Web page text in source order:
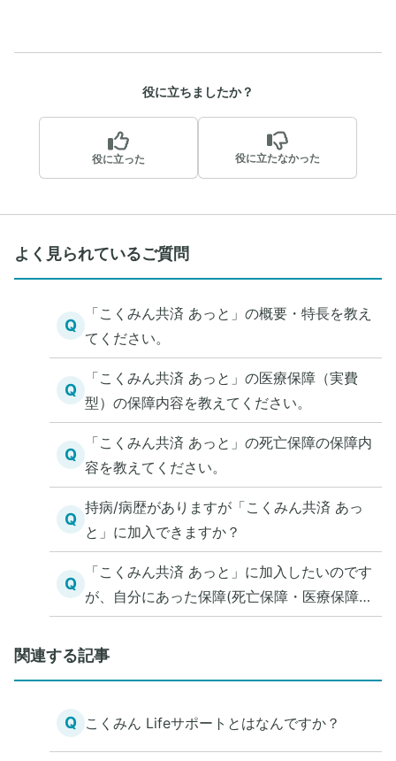
役に立ちましたか？
役に立った 役に立たなかった
よく見られているご質問
Q
「こくみん共済 あっと」の概要・特長を教え
てください。
Q
「こくみん共済 あっと」の医療保障（実費
型）の保障内容を教えてください。
Q
「こくみん共済 あっと」の死亡保障の保障内
容を教えてください。
Q
持病/病歴がありますが「こくみん共済 あっ
と」に加入できますか？
Q
「こくみん共済 あっと」に加入したいのです
が、自分にあった保障(死亡保障・医療保障)
を知る方法を教えてください。
関連する記事
Q こくみん Lifeサポートとはなんですか？